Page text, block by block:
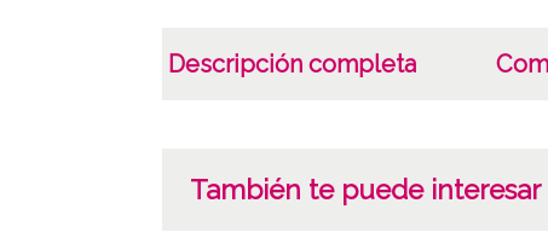
Descripción completa
También te puede interesar